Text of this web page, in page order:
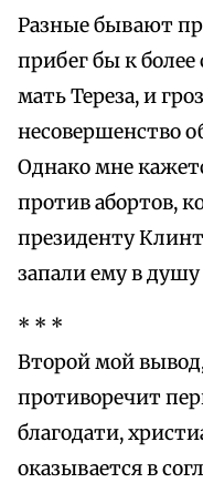
Разные бывают
прибег бы к
мать Тереза, и
несовершенство
Однако мне
против абортов,
президенту
запали ему в душу
* * *
Второй мой
противоречит
благодати,
оказывается в